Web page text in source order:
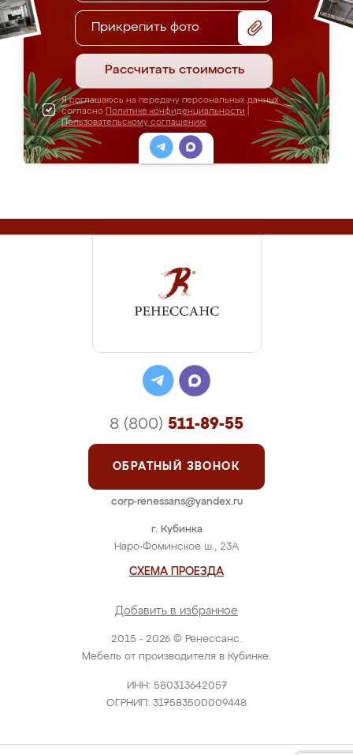
Прикрепить фото
Рассчитать стоимость
Я соглашаюсь на передачу персональных данных
согласно Политике конфиденциальности
Пользовательскому соглашению
2015 - 2026 © Ренессанс.
Мебель от производителя в Кубинке.
ИНН: 580313642057
ОГРНИП: 317583500009448
г. Кубинка
Наро-Фоминское ш., 23А
СХЕМА ПРОЕЗДА
Добавить в избранное
8 (800) 511-89-55
ОБРАТНЫЙ ЗВОНОК
corp-renessans@yandex.ru